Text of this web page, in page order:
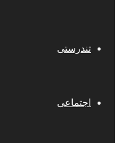
تندرستی
اجتماعی